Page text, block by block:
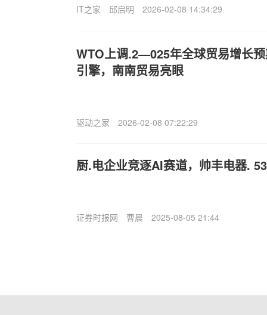
IT之家 邱启明 2026-02-08 14:34:29
WTO上调.2—025年全球贸易增长
引擎，南南贸易亮眼
驱动之家 2026-02-08 07:22:29
厨.电企业竞逐AI赛道，帅丰电器.
证券时报网 曹晨 2025-08-05 21:44